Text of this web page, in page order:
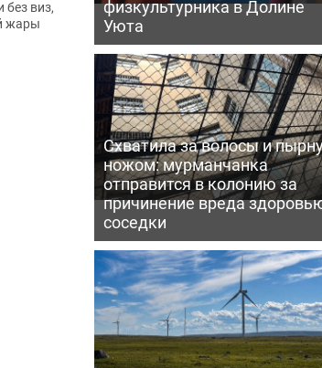
физкультурника в Долине
Уюта
Схватила за волосы и
ножом: мурманчанка
отправится в колонию за
причинение вреда
соседки
без виз,
жары